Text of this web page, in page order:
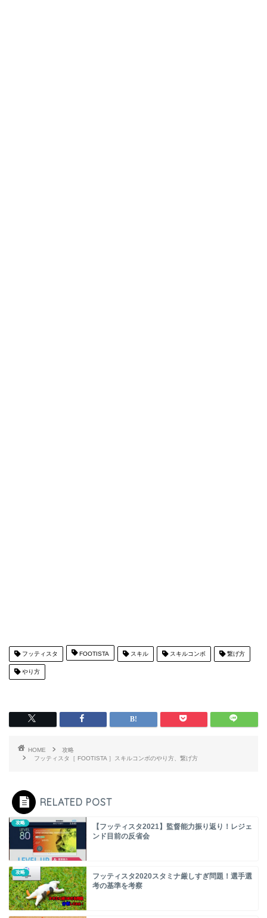
フッティスタ FOOTISTA スキル スキルコンボ 繋げ方
やり方
HOME
攻略
フッティスタ［ FOOTISTA ］スキルコンボのやり方、繋げ方
RELATED POST
攻略
【フッティスタ2021】監督能力振り返り！レジェ
ンド目前の反省会
攻略
フッティスタ2020スタミナ厳しすぎ問題！選手選
考の基準を考察